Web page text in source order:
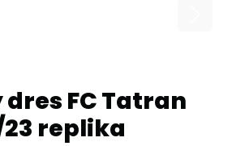
FC Tatran
replika